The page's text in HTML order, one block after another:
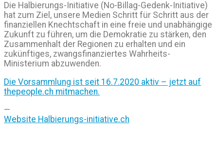
Die Halbierungs-Initiative (No-Billag-Gedenk-Initiative)
hat zum Ziel, unsere Medien Schritt für Schritt aus der
finanziellen Knechtschaft in eine freie und unabhängige
Zukunft zu führen, um die Demokratie zu stärken, den
Zusammenhalt der Regionen zu erhalten und ein
zukünftiges, zwangsfinanziertes Wahrheits-
Ministerium abzuwenden.
Die Vorsammlung ist seit 16.7.2020 aktiv – jetzt auf
thepeople.ch mitmachen.
—
Website Halbierungs-initiative.ch